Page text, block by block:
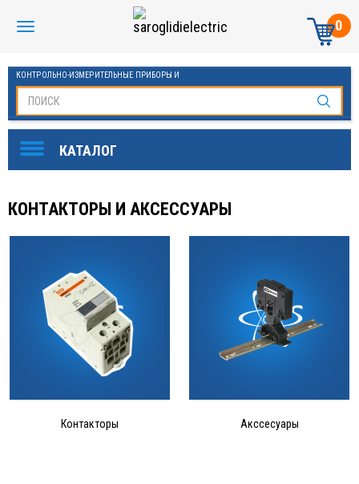
0
КОНТРОЛЬНО-ИЗМЕРИТЕЛЬНЫЕ ПРИБОРЫ И
КОНТАКТОРЫ И АКСЕССУАРЫ
Контакторы Акссесуары